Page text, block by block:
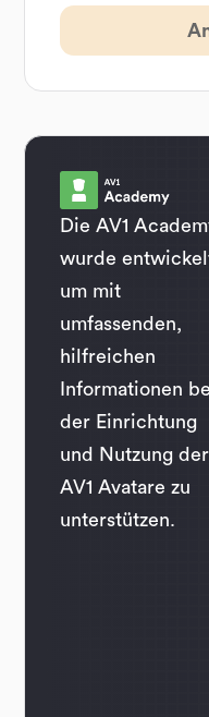
Die AV1
wurde
um mit
umfassenden,
hilfreichen
Informationen
der Einrichtung
und Nutzung der
AV1 Avatare zu
unterstützen.